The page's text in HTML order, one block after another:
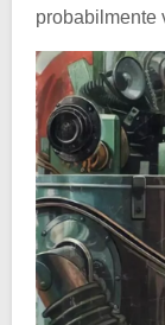
probabilmente